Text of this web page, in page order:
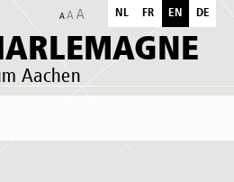
Aachen
NL FR EN DE